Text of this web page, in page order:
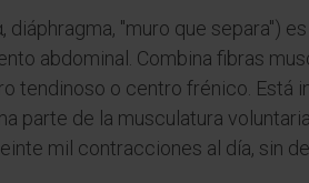
diáphragma, "muro que separa")
abdominal. Combina fibras
tendinoso o centro frénico. Está
parte de la musculatura
mil contracciones al día, sin